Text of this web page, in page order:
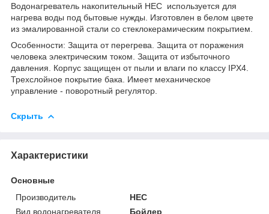
Водонагреватель накопительный HEC используется для
нагрева воды под бытовые нужды. Изготовлен в белом цвете
из эмалированной стали со стеклокерамическим покрытием.
Особенности: Защита от перегрева. Защита от поражения
человека электрическим током. Защита от избыточного
давления. Корпус защищен от пыли и влаги по классу IPX4.
Трехслойное покрытие бака. Имеет механическое
управление - поворотный регулятор.
Скрыть
Характеристики
Основные
Производитель
HEC
Вид водонагревателя
Бойлер